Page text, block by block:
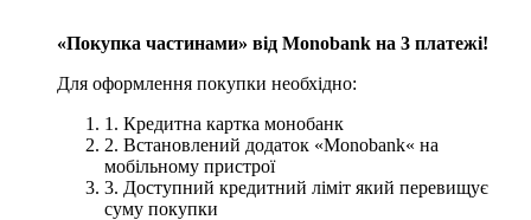
«Покупка частинами» від Monobank на 3 платежі!
Для оформлення покупки необхідно:
1. Кредитна картка монобанк
2. Встановлений додаток «Monobank« на
мобільному пристрої
3. Доступний кредитний ліміт який перевищує
суму покупки